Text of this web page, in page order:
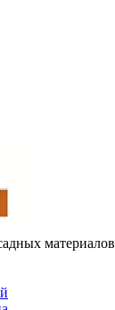
материалов